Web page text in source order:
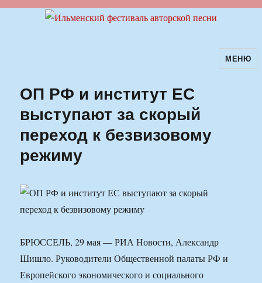
Ильменский фестиваль авторскойМЕНЮ
ОП РФ и институт ЕС
выступают за скорый
переход к безвизовому
режиму
БРЮССЕЛЬ, 29 мая — РИА Новости, Александр
Шишло. Руководители Общественной палаты РФ и
Европейского экономического и социального